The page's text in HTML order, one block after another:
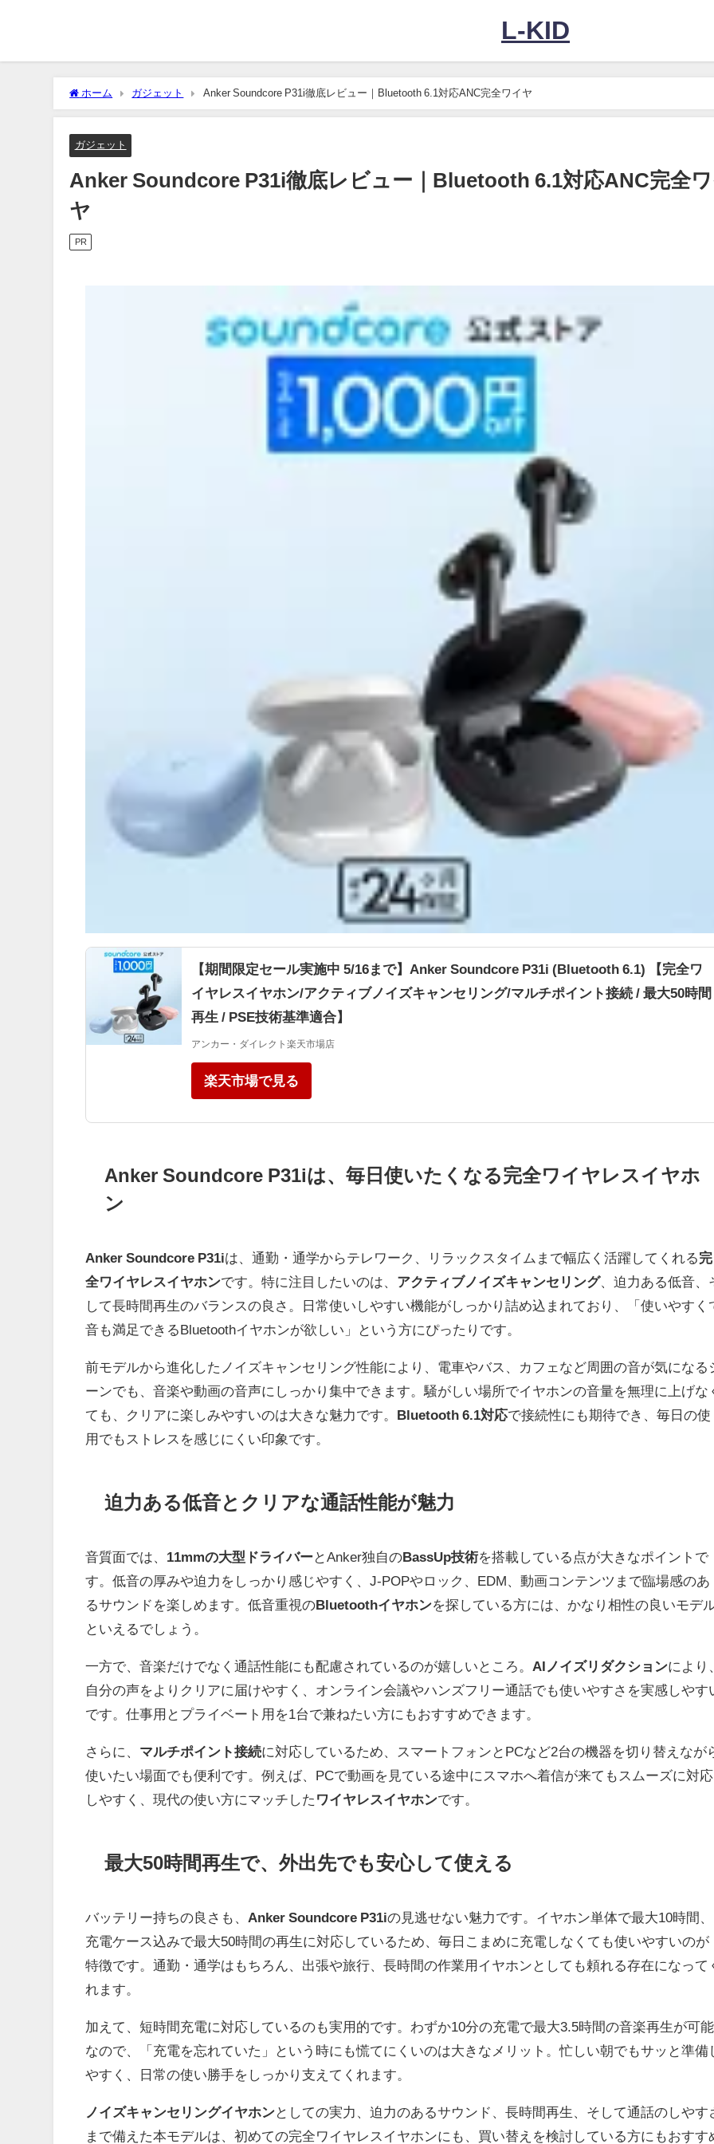
L-KID
ホーム ガジェット Anker Soundcore P31i徹底レビュー｜Bluetooth 6.1対応ANC完全ワイヤ
ガジェット
Anker Soundcore P31i徹底レビュー｜Bluetooth 6.1対応ANC完全ワ
ヤ
PR
【期間限定セール実施中 5/16まで】Anker Soundcore P31i (Bluetooth 6.1) 【完全ワ
イヤレスイヤホン/アクティブノイズキャンセリング/マルチポイント接続 / 最大50時間
再生 / PSE技術基準適合】
アンカー・ダイレクト楽天市場店
楽天市場で見る
Anker Soundcore P31iは、毎日使いたくなる完全ワイヤレスイヤホ
ン
Anker Soundcore P31iは、通勤・通学からテレワーク、リラックスタイムまで幅広く活躍してくれる完
全ワイヤレスイヤホンです。特に注目したいのは、 アクティブノイズキャンセリング、迫力ある低音、
して長時間再生のバランスの良さ。日常使いしやすい機能がしっかり詰め込まれており、「使いやすく
音も満足できるBluetoothイヤホンが欲しい」という方にぴったりです。
前モデルから進化したノイズキャンセリング性能により、電車やバス、カフェなど周囲の音が気になる
ーンでも、音楽や動画の音声にしっかり集中できます。騒がしい場所でイヤホンの音量を無理に上げな
ても、クリアに楽しみやすいのは大きな魅力です。 Bluetooth 6.1対応で接続性にも期待でき、毎日の使
用でもストレスを感じにくい印象です。
迫力ある低音とクリアな通話性能が魅力
音質面では、 11mmの大型ドライバーとAnker独自のBassUp技術を搭載している点が大きなポイントで
す。低音の厚みや迫力をしっかり感じやすく、J-POPやロック、EDM、動画コンテンツまで臨場感のあ
るサウンドを楽しめます。低音重視のBluetoothイヤホンを探している方には、かなり相性の良いモデ
といえるでしょう。
一方で、音楽だけでなく通話性能にも配慮されているのが嬉しいところ。 AIノイズリダクションにより
自分の声をよりクリアに届けやすく、オンライン会議やハンズフリー通話でも使いやすさを実感しやす
です。仕事用とプライベート用を1台で兼ねたい方にもおすすめできます。
さらに、 マルチポイント接続に対応しているため、スマートフォンとPCなど2台の機器を切り替えなが
使いたい場面でも便利です。例えば、PCで動画を見ている途中にスマホへ着信が来てもスムーズに対応
しやすく、現代の使い方にマッチした ワイヤレスイヤホンです。
最大50時間再生で、外出先でも安心して使える
バッテリー持ちの良さも、 Anker Soundcore P31iの見逃せない魅力です。イヤホン単体で最大10時間、
充電ケース込みで最大50時間の再生に対応しているため、毎日こまめに充電しなくても使いやすいのが
特徴です。通勤・通学はもちろん、出張や旅行、長時間の作業用イヤホンとしても頼れる存在になって
れます。
加えて、短時間充電に対応しているのも実用的です。わずか10分の充電で最大3.5時間の音楽再生が可能
なので、「充電を忘れていた」という時にも慌てにくいのは大きなメリット。忙しい朝でもサッと準備
やすく、日常の使い勝手をしっかり支えてくれます。
ノイズキャンセリングイヤホンとしての実力、迫力のあるサウンド、長時間再生、そして通話のしやす
まで備えた本モデルは、初めての完全ワイヤレスイヤホンにも、買い替えを検討している方にもおすす